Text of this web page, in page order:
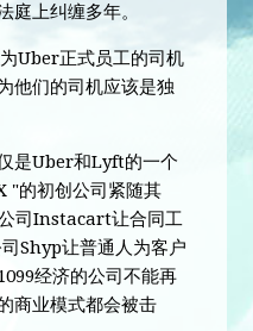
庭上纠缠多年。
Uber正式员工的司机
他们的司机应该是独
是Uber和Lyft的一个
"的初创公司紧随其
司Instacart让合同工
Shyp让普通人为客户
经济的公司不能再
商业模式都会被击